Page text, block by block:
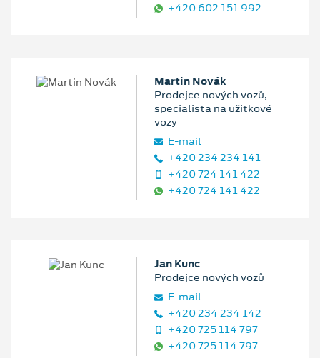
+420 602 151 992
Martin Novák
Prodejce nových vozů,
specialista na užitkové
vozy
E‑mail
+420 234 234 141
+420 724 141 422
+420 724 141 422
Jan Kunc
Prodejce nových vozů
E‑mail
+420 234 234 142
+420 725 114 797
+420 725 114 797